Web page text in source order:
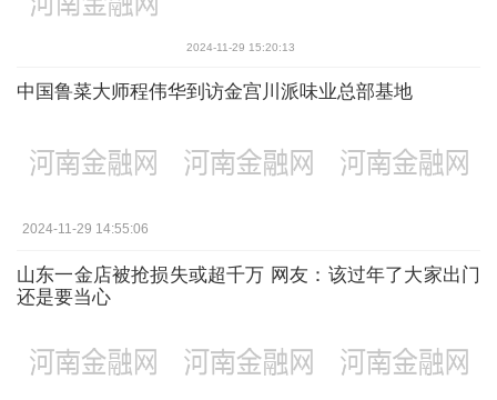
2024-11-29 15:20:13
中国鲁菜大师程伟华到访金宫川派味业总部基地
2024-11-29 14:55:06
山东一金店被抢损失或超千万 网友：该过年了大家出门
还是要当心